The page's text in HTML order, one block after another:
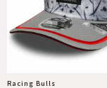
Racing Bulls